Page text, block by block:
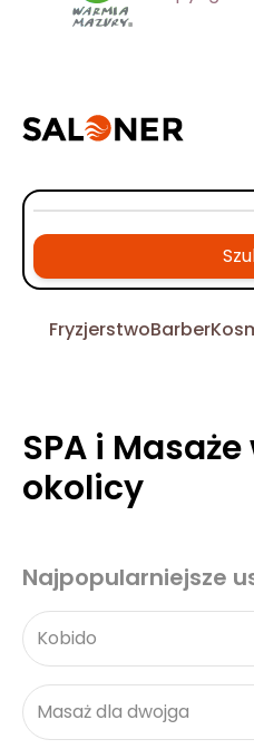
FryzjerstwoBarber
SPA i
okolicy
Najpopularniejsze
Kobido
Masaż dla dwojga